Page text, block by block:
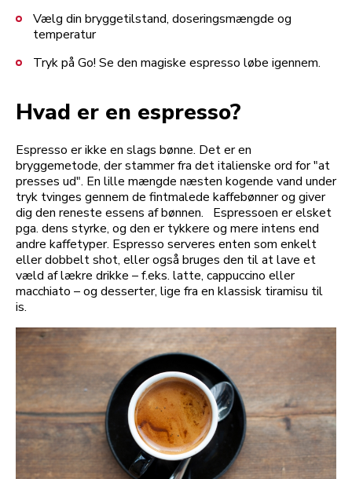
Vælg din bryggetilstand, doseringsmængde og
temperatur
Tryk på Go! Se den magiske espresso løbe igennem.
Hvad er en espresso?
Espresso er ikke en slags bønne. Det er en
bryggemetode, der stammer fra det italienske ord for "at
presses ud". En lille mængde næsten kogende vand under
tryk tvinges gennem de fintmalede kaffebønner og giver
dig den reneste essens af bønnen. Espressoen er elsket
pga. dens styrke, og den er tykkere og mere intens end
andre kaffetyper. Espresso serveres enten som enkelt
eller dobbelt shot, eller også bruges den til at lave et
væld af lækre drikke – f.eks. latte, cappuccino eller
macchiato – og desserter, lige fra en klassisk tiramisu til
is.